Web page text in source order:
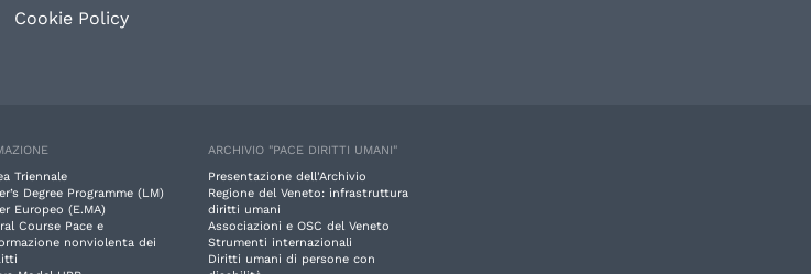
Cookie Policy
Triennale
Degree Programme (LM)
Europeo (E.MA)
Course Pace e
nonviolenta dei
ARCHIVIO "PACE DIRITTI UMANI"
Presentazione dell'Archivio
Regione del Veneto: infrastruttura
diritti umani
Associazioni e OSC del Veneto
Strumenti internazionali
Diritti umani di persone con